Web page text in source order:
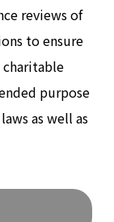
reviews of
to ensure
purpose
as well as